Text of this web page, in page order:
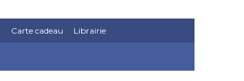
Carte cadeau Librairie